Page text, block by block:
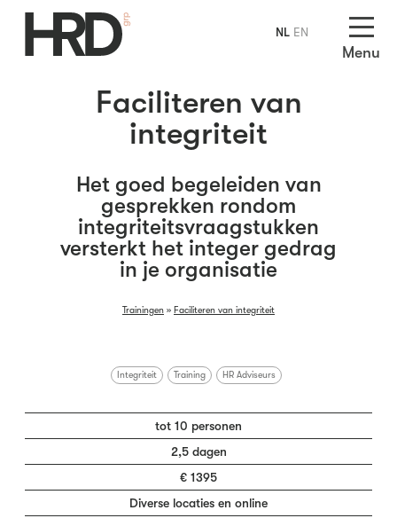
Menu
Faciliteren van
integriteit
Het goed begeleiden van
gesprekken rondom
integriteitsvraagstukken
versterkt het integer gedrag
in je organisatie
Trainingen » Faciliteren van integriteit
Integriteit Training HR Adviseurs
tot 10 personen
2,5 dagen
€ 1395
Diverse locaties en online
NL EN